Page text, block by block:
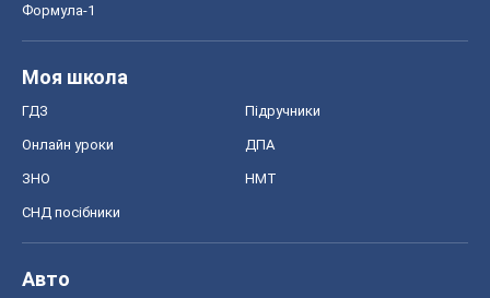
Формула-1
Моя школа
ГДЗ Підручники
Онлайн уроки ДПА
ЗНО НМТ
СНД посібники
Авто